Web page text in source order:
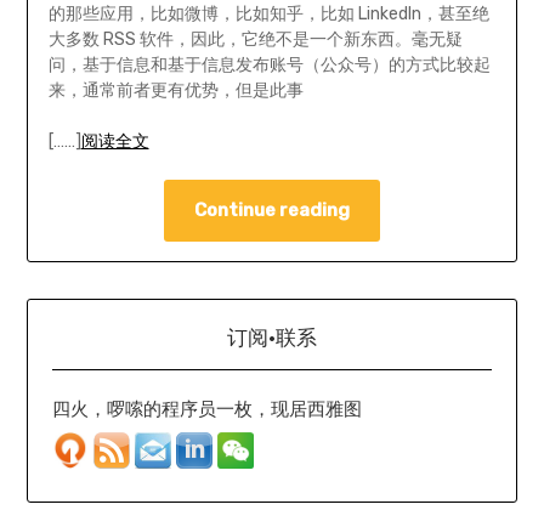
的那些应用，比如微博，比如知乎，比如 LinkedIn，甚至绝
大多数 RSS 软件，因此，它绝不是一个新东西。毫无疑
问，基于信息和基于信息发布账号（公众号）的方式比较起
来，通常前者更有优势，但是此事
[……] 阅读全文
Continue reading
订阅·联系
四火，啰嗦的程序员一枚，现居西雅图